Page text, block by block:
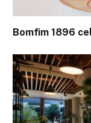
Bomfim 1896